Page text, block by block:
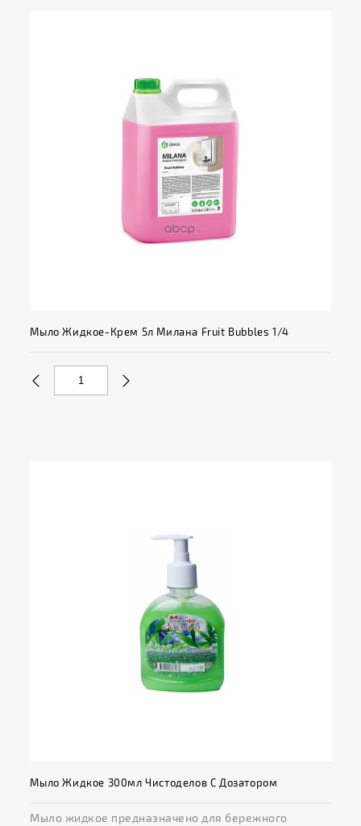
Мыло Жидкое-Крем 5л Милана Fruit Bubbles 1/4
Мыло Жидкое 300мл Чистоделов С Дозатором
Мыло жидкое предназначено для бережного